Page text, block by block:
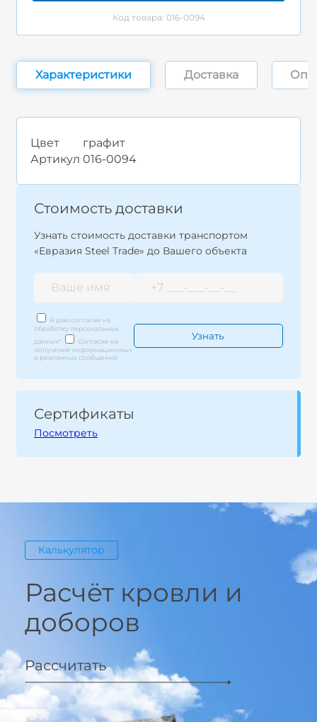
Код товара: 016-0094
Характеристики Доставка
Цвет
графит
Артикул 016-0094
Стоимость доставки
Узнать стоимость доставки транспортом
«Евразия Steel Trade» до Вашего объекта
Я даю согласие на
обработку персональных
данных*
Согласие на
получение информационных
и рекламных сообщений
Сертификаты
Посмотреть
Калькулятор
Расчёт кровли и
доборов
Рассчитать